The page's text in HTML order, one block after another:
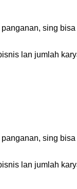
sing
lan jumlah
sing
lan jumlah